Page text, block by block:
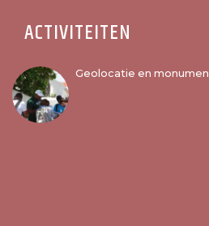
ACTIVITEITEN
Geolocatie en